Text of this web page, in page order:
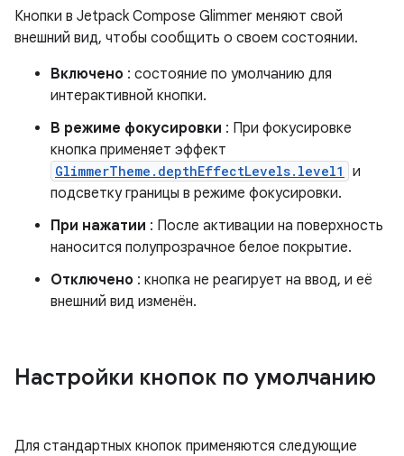
Кнопки в Jetpack Compose Glimmer меняют свой
внешний вид, чтобы сообщить о своем состоянии.
Включено : состояние по умолчанию для
интерактивной кнопки.
В режиме фокусировки : При фокусировке
кнопка применяет эффект
GlimmerTheme.depthEffectLevels.level1
и
подсветку границы в режиме фокусировки.
При нажатии : После активации на поверхность
наносится полупрозрачное белое покрытие.
Отключено : кнопка не реагирует на ввод, и её
внешний вид изменён.
Настройки кнопок по умолчанию
Для стандартных кнопок применяются следующие